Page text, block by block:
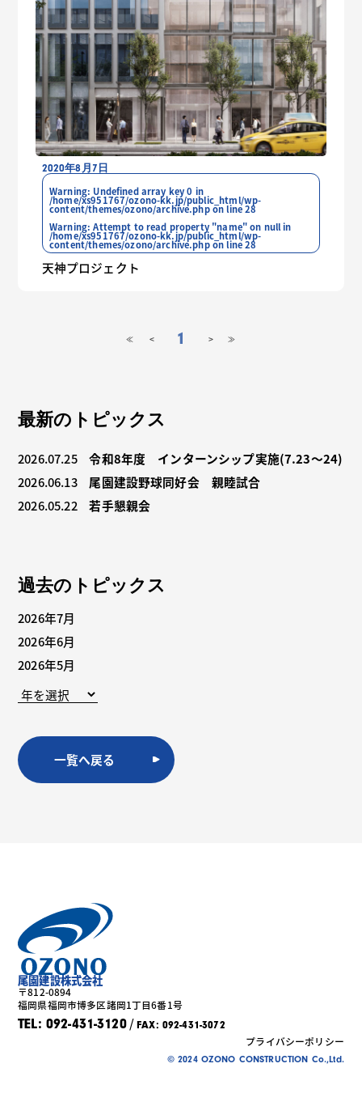
2020年8月7日
Warning: Undefined array key 0 in
/home/xs951767/ozono-kk.jp/public_html/wp-
content/themes/ozono/archive.phpon line28
Warning: Attempt to read property "name" on null in
/home/xs951767/ozono-kk.jp/public_html/wp-
content/themes/ozono/archive.phpon line28
天神プロジェクト
≪ < 1 > ≫
最新のトピックス
2026.07.25
令和8年度 インターンシップ実施(7.23～24)
2026.06.13
尾園建設野球同好会 親睦試合
2026.05.22
若手懇親会
過去のトピックス
2026年7月
2026年6月
2026年5月
一覧へ戻る
尾園建設株式会社
〒812-0894
福岡県福岡市博多区諸岡1丁目6番1号
TEL: 092-431-3120/FAX: 092-431-3072
プライバシーポリシー
© 2024 OZONO CONSTRUCTION Co.,Ltd.